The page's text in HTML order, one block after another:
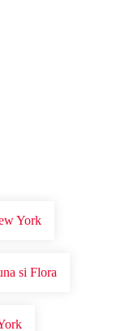
DE NERATAT
York
si Flora